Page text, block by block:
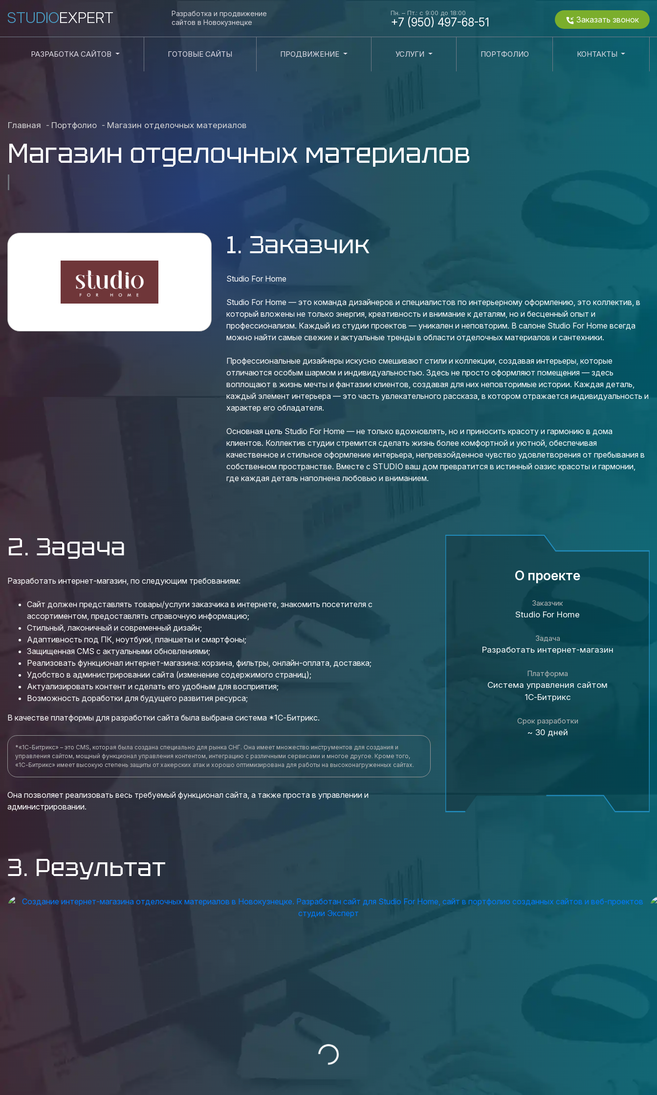
STUDIOEXPERT
Разработка и продвижение
сайтов в Новокузнецке
Пн. – Пт.: с 9:00 до 18:00
+7 (950) 497-68-51 Заказать звонок
РАЗРАБОТКА САЙТОВ ГОТОВЫЕ САЙТЫ ПРОДВИЖЕНИЕ УСЛУГИ ПОРТФОЛИО КОНТАКТЫ
Главная - Портфолио - Магазин отделочных материалов
Магазин отделочных материалов
1. Заказчик
Studio For Home
Studio For Home — это команда дизайнеров и специалистов по интерьерному оформлению, это коллектив, в
который вложены не только энергия, креативность и внимание к деталям, но и бесценный опыт и
профессионализм. Каждый из студии проектов — уникален и неповторим. В салоне Studio For Home всегда
можно найти самые свежие и актуальные тренды в области отделочных материалов и сантехники.
Профессиональные дизайнеры искусно смешивают стили и коллекции, создавая интерьеры, которые
отличаются особым шармом и индивидуальностью. Здесь не просто оформляют помещения — здесь
воплощают в жизнь мечты и фантазии клиентов, создавая для них неповторимые истории. Каждая деталь,
каждый элемент интерьера — это часть увлекательного рассказа, в котором отражается индивидуальность и
характер его обладателя.
Основная цель Studio For Home — не только вдохновлять, но и приносить красоту и гармонию в дома
клиентов. Коллектив студии стремится сделать жизнь более комфортной и уютной, обеспечивая
качественное и стильное оформление интерьера, непревзойденное чувство удовлетворения от пребывания в
собственном пространстве. Вместе с STUDIO ваш дом превратится в истинный оазис красоты и гармонии,
где каждая деталь наполнена любовью и вниманием.
2. Задача
Разработать интернет-магазин, по следующим требованиям:
Сайт должен представлять товары/услуги заказчика в интернете, знакомить посетителя с
ассортиментом, предоставлять справочную информацию;
Стильный, лаконичный и современный дизайн;
Адаптивность под ПК, ноутбуки, планшеты и смартфоны;
Защищенная CMS с актуальными обновлениями;
Реализовать функционал интернет-магазина: корзина, фильтры, онлайн-оплата, доставка;
Удобство в администрировании сайта (изменение содержимого страниц);
Актуализировать контент и сделать его удобным для восприятия;
Возможность доработки для будущего развития ресурса;
В качестве платформы для разработки сайта была выбрана система *1С-Битрикс.
*«1С-Битрикс» – это CMS, которая была создана специально для рынка СНГ. Она имеет множество инструментов для создания и
управления сайтом, мощный функционал управления контентом, интеграцию с различными сервисами и многое другое. Кроме того,
«1С-Битрикс» имеет высокую степень защиты от хакерских атак и хорошо оптимизирована для работы на высоконагруженных сайтах.
Она позволяет реализовать весь требуемый функционал сайта, а также проста в управлении и
администрировании.
О проекте
Заказчик
Studio For Home
Задача
Разработать интернет-магазин
Платформа
Система управления сайтом
1С-Битрикс
Срок разработки
~ 30 дней
3. Результат